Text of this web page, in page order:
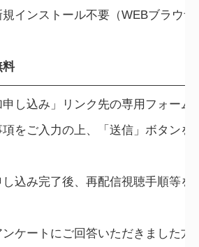
インストール不要（WEBブラウザ
料
申し込み」リンク先の専用フォーム
項をご入力の上、「送信」ボタンを
込み完了後、再配信視聴手順等を
ケートにご回答いただきました方